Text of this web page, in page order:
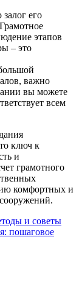
его
этапов
– это
важно
вы можете
всем
ключ к
и
грамотного
комфортных и
и советы
пошаговое